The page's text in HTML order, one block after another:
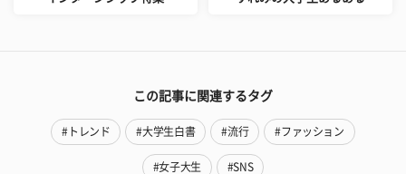
この記事に関連するタグ
#トレンド #大学生白書 #流行 #ファッション
#女子大生 #SNS